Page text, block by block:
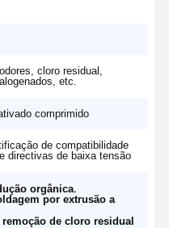
cloro residual,
etc.
comprimido
de compatibilidade
directivas de baixa tensão
orgânica
por extrusão a
de cloro residual